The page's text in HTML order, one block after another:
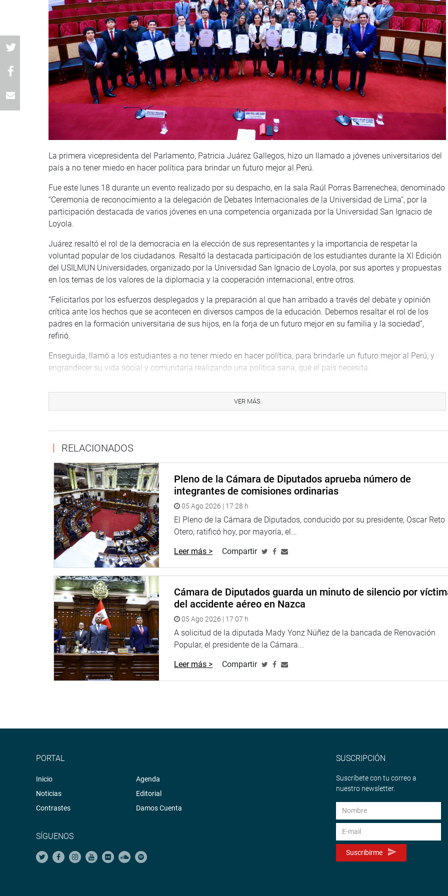
La primera vicepresidenta del Parlamento, Patricia Juárez Gallegos, hizo un llamado a jóvenes universitarios del
país a no tener miedo en hacer política para brindar un futuro mejor al Perú.
Fue este lunes 18 durante un evento realizado por su despacho, en la sala Raúl Porras Barrenechea, denominado
“Ceremonia de reconocimiento a la delegación de Debates Internacionales de la Universidad de Lima”, por la
participación destacada de varios jóvenes en una competencia organizada por la Universidad San Ignacio de
Loyola.
Juárez resaltó el rol de la democracia en la elección de sus representantes y la importancia de respetar la
voluntad popular de los ciudadanos. Resaltó la destacada participación de los estudiantes durante la XI Edición
del USILMUN Universidades, organizado por la Universidad San Ignacio de Loyola, por sus aportes y propuestas
en los temas de los valores de la diplomacia y la cooperación internacional, entre otros.
“Felicitarlos por los esfuerzos desplegados y la preparación al que han arribado a través del debate y opinión
crítica ante los hechos que se acontecen en diversos campos de la educación. Debemos resaltar el rol de los
padres en la formación universitaria de sus hijos, en la forja de un futuro mejor en su familia y la sociedad”,
refirió.
Enseguida, llamó a los estudiantes a no tener miedo en hacer política, para brindarle un futuro mejor al Perú, y
engrandecer su vida social y comunitaria realizando una política sana, que el país necesita.
estar en estos últimos días en la organización de APEC, que es un verdadero orgullo lo que vendrá a futuro para
nosotros y nuestro país. El Perú como país y como sistema democrático tiene un potencial enorme, es muy
Finalmente, Aldo Cornejo Uriarte, docente de la Universidad de Lima, agradeció el reconocimiento realizado por el
Congreso, a los alumnos de diversas universidades quienes participaron de forma destacada en los debates
internacionales realizado por dicha casa de estudios superiores. Destacó la labor de los padres de familia en la
forja de sus hijos como buenos técnicos y profesionales.
“Gracias al Congreso de la República por este reconocimiento, así como también a los padres de familia por los
logros alcanzados por sus hijos universitarios en la forja de un país más próspero y educativo”, manifestó.
Entre los jóvenes distinguidos estuvieron Joaquín Dávila, Camil Aquino Zambrano, Fabricio Núñez del Prado,
Rodrigo Sutta, entre otros.
OFICINA DE COMUNICACIONES E IMAGEN INSTITUCIONAL
VER MÁS
RELACIONADOS
Pleno de la Cámara de Diputados aprueba número de
integrantes de comisiones ordinarias
05 Ago 2026 | 17:28 h
El Pleno de la Cámara de Diputados, conducido por su presidente, Oscar Reto
Otero, ratificó hoy, por mayoría, el...
Leer más > Compartir
Cámara de Diputados guarda un minuto de silencio por
del accidente aéreo en Nazca
05 Ago 2026 | 17:07 h
A solicitud de la diputada Mady Yonz Núñez de la bancada de Renovación
Popular, el presidente de la Cámara...
Leer más > Compartir
PORTAL
Inicio
Noticias
Contrastes
Agenda
Editorial
Damos Cuenta
SÍGUENOS
SUSCRIPCIÓN
Suscríbete con tu correo a
nuestro newsletter.
Suscribirme